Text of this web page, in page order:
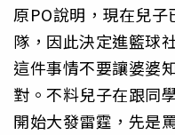
原PO說明，現在兒
隊，因此決定進籃球
這件事情不要讓婆婆
對。不料兒子在跟同
開始大發雷霆，先是